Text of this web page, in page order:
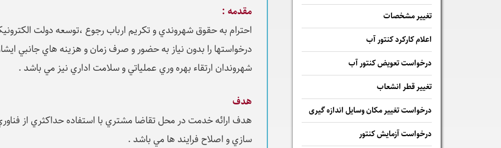
تغییر مشخصات
اعلام کارکرد کنتور آب
درخواست تعویض کنتور آب
تغییر قطر انشعاب
درخواست تغییر مکان وسایل اندازه گیری
درخواست آزمایش کنتور
مقدمه :
احترام به حقوق شهروندي و تکريم ارباب رجوع ،‌توسعه دولت
درخواستها را بدون نياز به حضور و صرف زمان و هزينه هاي جانبي
شهروندان ارتقاء بهره وري عملياتي و سلامت اداري نيز مي باشد .
هدف
هدف ارائه خدمت در محل تقاضا مشتري با استفاده حداکثري از
سازي و اصلاح فرايند ها مي باشد .